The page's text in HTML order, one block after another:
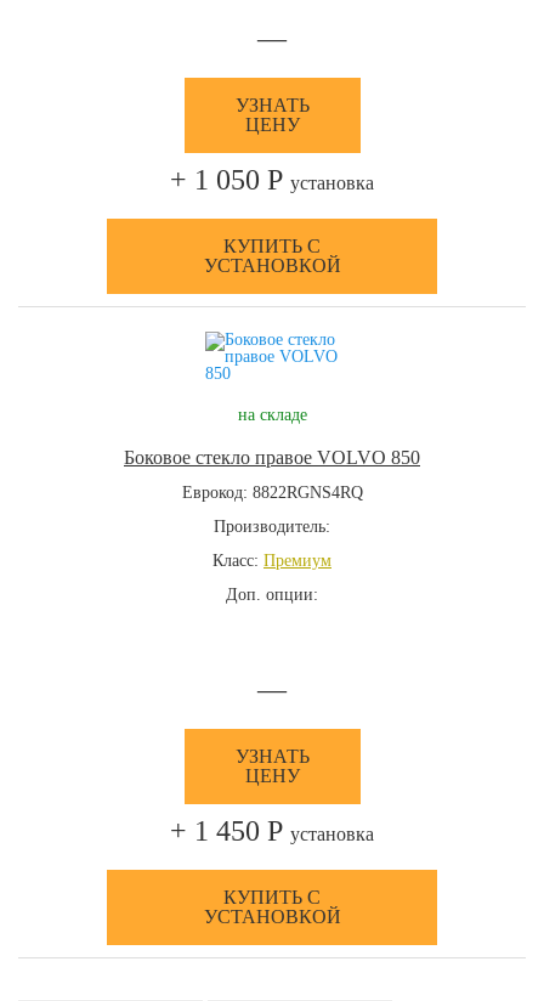
—
УЗНАТЬ
ЦЕНУ
+ 1 050 Р установка
КУПИТЬ С
УСТАНОВКОЙ
на складе
Боковое стекло правое VOLVO 850
Еврокод: 8822RGNS4RQ
Производитель:
Класс: Премиум
Доп. опции:
—
УЗНАТЬ
ЦЕНУ
+ 1 450 Р установка
КУПИТЬ С
УСТАНОВКОЙ